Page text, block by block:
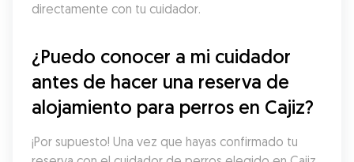
directamente con tu cuidador.
¿Puedo conocer a mi cuidador
antes de hacer una reserva de
alojamiento para perros en Cajiz?
¡Por supuesto! Una vez que hayas confirmado tu